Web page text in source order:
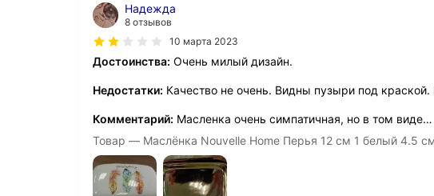
Надежда
8 отзывов
10 марта 2023
Достоинства: Очень милый дизайн.
Недостатки: Качество не очень. Видны пузыри под
Комментарий: Масленка очень симпатичная, но в том виде…
Товар — Маслёнка Nouvelle Home Перья 12 см 1 белый 4.5